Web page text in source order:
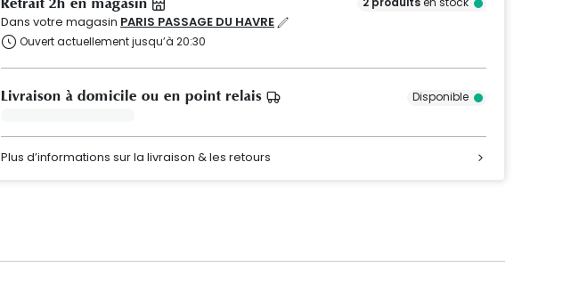
Retrait 2h en magasin
Dans votre magasin PARIS PASSAGE DU HAVRE
Ouvert actuellement jusqu’à 20:30
Livraison à domicile ou en point relais Disponible
Plus d’informations sur la livraison & les retours